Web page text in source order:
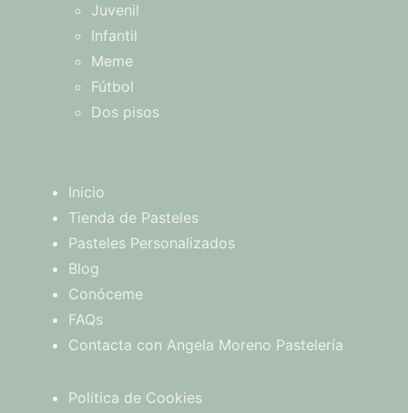
Juvenil
Infantil
Meme
Fútbol
Dos pisos
Inicio
Tienda de Pasteles
Pasteles Personalizados
Blog
Conóceme
FAQs
Contacta con Angela Moreno Pastelería
Política de Cookies